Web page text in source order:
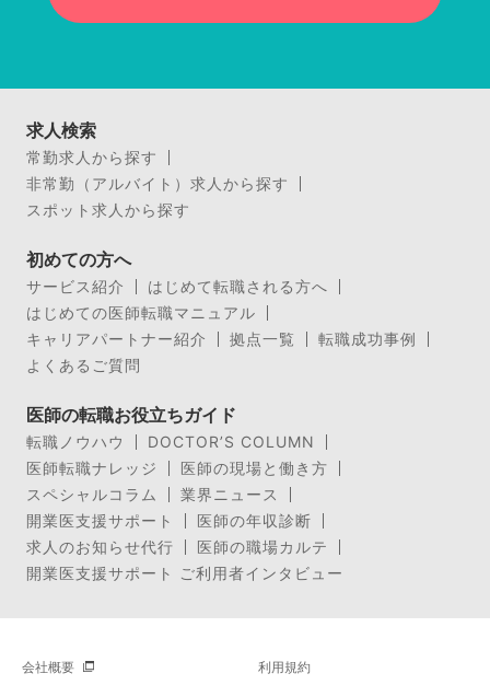
求人検索
常勤求人から探す
非常勤（アルバイト）求人から探す
スポット求人から探す
初めての方へ
サービス紹介
はじめて転職される方へ
はじめての医師転職マニュアル
キャリアパートナー紹介
拠点一覧
転職成功事例
よくあるご質問
医師の転職お役立ちガイド
転職ノウハウ
DOCTOR’S COLUMN
医師転職ナレッジ
医師の現場と働き方
スペシャルコラム
業界ニュース
開業医支援サポート
医師の年収診断
求人のお知らせ代行
医師の職場カルテ
開業医支援サポート ご利用者インタビュー
会社概要 利用規約